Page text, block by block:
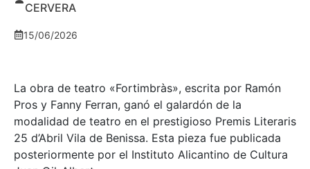
CERVERA
15/06/2026
La obra de teatro «Fortimbràs», escrita por Ramón
Pros y Fanny Ferran, ganó el galardón de la
modalidad de teatro en el prestigioso Premis Literaris
25 d’Abril Vila de Benissa. Esta pieza fue publicada
posteriormente por el Instituto Alicantino de Cultura